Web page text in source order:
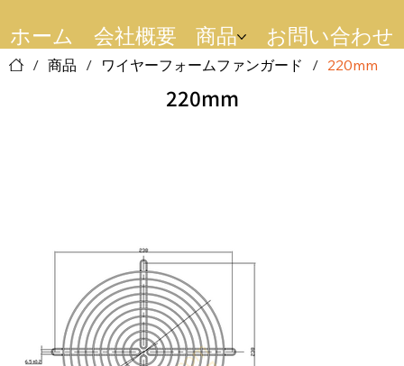
ホーム 会社概要 商品 お問い合わせ
/ 商品 / ワイヤーフォームファンガード / 220mm
220mm